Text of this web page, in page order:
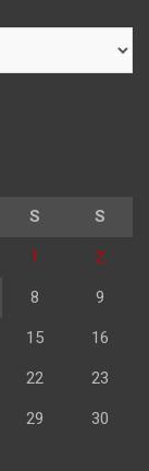
S S
1 2
8 9
15 16
22 23
29 30